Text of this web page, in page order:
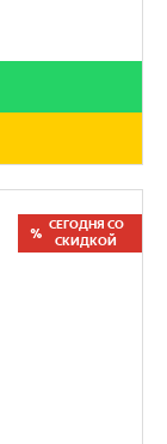
СЕГОДНЯ СО
СКИДКОЙ